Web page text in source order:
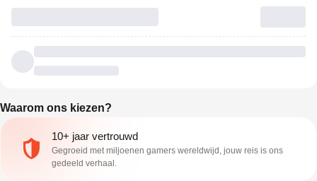
Waarom ons kiezen?
10+ jaar vertrouwd
Gegroeid met miljoenen gamers wereldwijd, jouw reis is ons
gedeeld verhaal.